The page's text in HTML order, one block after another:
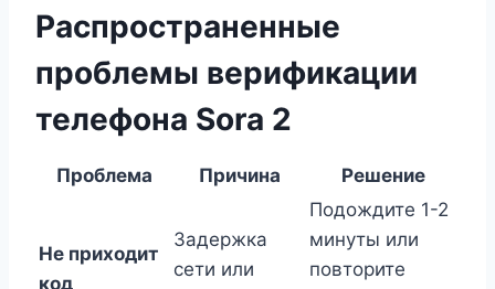
Распространенные
проблемы верификации
телефона Sora 2
Проблема Причина Решение
Не приходит
код
Задержка
сети или
Подождите 1-2
минуты или
повторите